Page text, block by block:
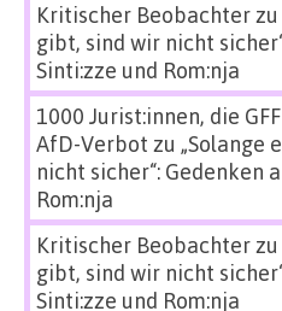
Kritischer Beobachterzu
gibt, sind wir nicht
Sinti:zze und Rom:nja
1000 Jurist:innen, die
AfD-Verbot zu „Solange
nicht sicher“: Gedenken
Rom:nja
Kritischer Beobachterzu
gibt, sind wir nicht
Sinti:zze und Rom:nja